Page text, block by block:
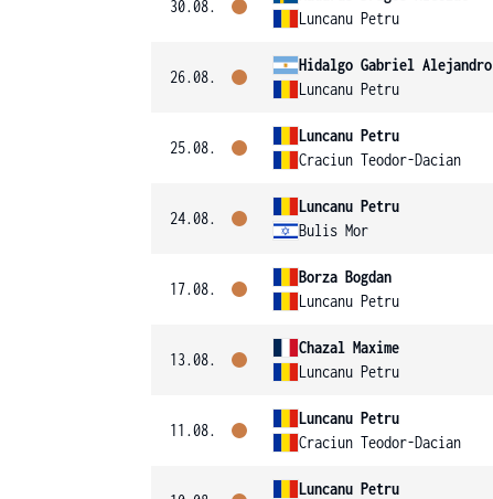
30.08.
Luncanu Petru
26.08.
Hidalgo Gabriel Alejandro
Luncanu Petru
25.08.
Luncanu Petru
Craciun Teodor-Dacian
24.08.
Luncanu Petru
Bulis Mor
17.08.
Borza Bogdan
Luncanu Petru
13.08.
Chazal Maxime
Luncanu Petru
11.08.
Luncanu Petru
Craciun Teodor-Dacian
Luncanu Petru